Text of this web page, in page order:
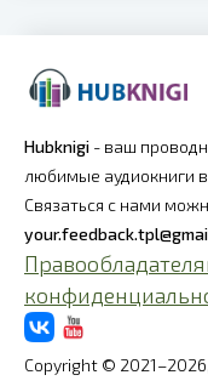
Hubknigi - ваш
любимые аудиокниги
Связаться с нами
Copyright ©